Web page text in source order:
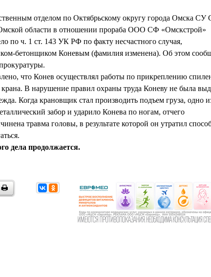
отделом по Октябрьскому округу города Омска СУ
области в отношении прораба ООО СФ «Омскстрой»
по ч. 1 ст. 143 УК РФ по факту несчастного случая,
бетонщиком Коневым (фамилия изменена). Об этом
что Конев осуществлял работы по прикреплению
крана. В нарушение правил охраны труда Коневу не была
Когда крановщик стал производить подъем груза, одно
забор и ударило Конева по ногам, отчего
травма головы, в результате которой он утратил
дела продолжается.